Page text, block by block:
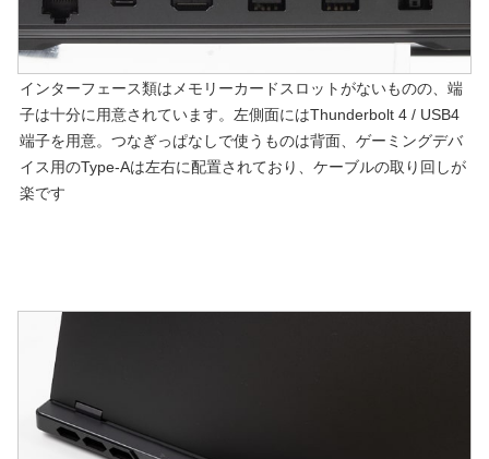
インターフェース類はメモリーカードスロットがないものの、端
子は十分に用意されています。左側面にはThunderbolt 4 / USB4
端子を用意。つなぎっぱなしで使うものは背面、ゲーミングデバ
イス用のType-Aは左右に配置されており、ケーブルの取り回しが
楽です